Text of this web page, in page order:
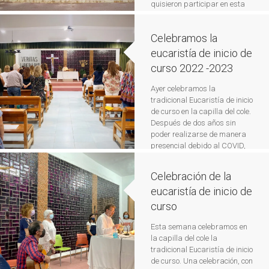
quisieron participar en esta
que nos insta a explorar y
descubrir el amor de Dios en
Leer más
Celebramos la
eucaristía de inicio de
curso 2022 -2023
Ayer celebramos la
tradicional Eucaristía de inicio
de curso en la capilla del cole.
Después de dos años sin
poder realizarse de manera
presencial debido al COVID,
profesores y personal que
quisieron participar en esta
celebración. Fue una
que gracias a Óscar, […]Leer
más
Celebración de la
eucaristía de inicio de
curso
Esta semana celebramos en
la capilla del cole la
tradicional Eucaristía de inicio
de curso. Una celebración, con